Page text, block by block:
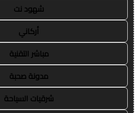
شهود نت
أركاني
مباشر التقنية
مدونة صحبة
شرقيات السياحة